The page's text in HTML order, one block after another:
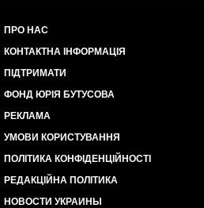
ПРО НАС
КОНТАКТНА ІНФОРМАЦІЯ
ПІДТРИМАТИ
ФОНД ЮРІЯ БУТУСОВА
РЕКЛАМА
УМОВИ КОРИСТУВАННЯ
ПОЛІТИКА КОНФІДЕНЦІЙНОСТІ
РЕДАКЦІЙНА ПОЛІТИКА
НОВОСТИ УКРАИНЫ